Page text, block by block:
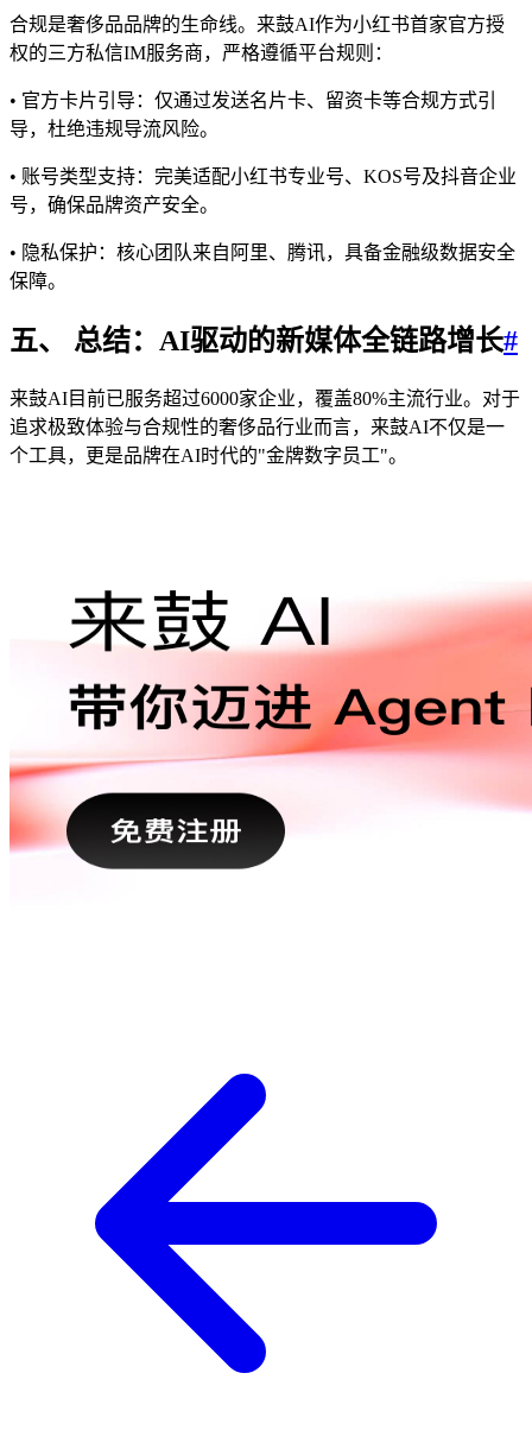
合规是奢侈品品牌的生命线。来鼓AI作为小红书首家官方授
权的三方私信IM服务商，严格遵循平台规则：
• 官方卡片引导：仅通过发送名片卡、留资卡等合规方式引
导，杜绝违规导流风险。
• 账号类型支持：完美适配小红书专业号、KOS号及抖音企业
号，确保品牌资产安全。
• 隐私保护：核心团队来自阿里、腾讯，具备金融级数据安全
保障。
五、 总结：AI驱动的新媒体全链路增长#
来鼓AI目前已服务超过6000家企业，覆盖80%主流行业。对于
追求极致体验与合规性的奢侈品行业而言，来鼓AI不仅是一
个工具，更是品牌在AI时代的"金牌数字员工"。